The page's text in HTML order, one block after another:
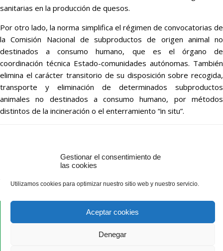
Gestionar el consentimiento de
las cookies
Utilizamos cookies para optimizar nuestro sitio web y nuestro servicio.
Aceptar cookies
Denegar
sanitarias en la producción de quesos.
Por otro lado, la norma simplifica el régimen de convocatorias de
la Comisión Nacional de subproductos de origen animal no
destinados a consumo humano, que es el órgano de
coordinación técnica Estado-comunidades autónomas. También
elimina el carácter transitorio de su disposición sobre recogida,
transporte y eliminación de determinados subproductos
animales no destinados a consumo humano, por métodos
distintos de la incineración o el enterramiento “in situ”.